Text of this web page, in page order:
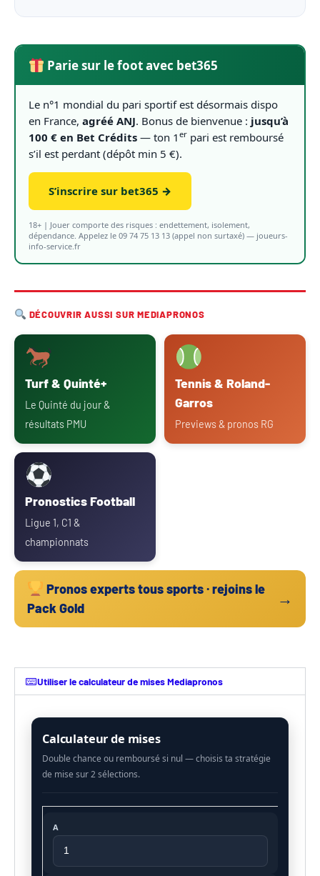
Parie sur le foot avec bet365
Le n°1 mondial du pari sportif est désormais dispo
en France, agréé ANJ. Bonus de bienvenue : jusqu’à
100 € en Bet Crédits — ton 1 er pari est remboursé
s’il est perdant (dépôt min 5 €).
S’inscrire sur bet365 →
18+ | Jouer comporte des risques : endettement, isolement,
dépendance. Appelez le 09 74 75 13 13 (appel non surtaxé) — joueurs-
info-service.fr
DÉCOUVRIR AUSSI SUR MEDIAPRONOS
Turf & Quinté+
Le Quinté du jour &
résultats PMU
Tennis & Roland-
Garros
Previews & pronos RG
Pronostics Football
Ligue 1, C1 &
championnats
Pronos experts tous sports · rejoins le
Pack Gold
→
Utiliser le calculateur de mises Mediapronos
Calculateur de mises
A